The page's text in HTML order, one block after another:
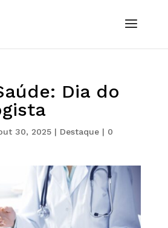
Dia do
30, 2025| Destaque| 0